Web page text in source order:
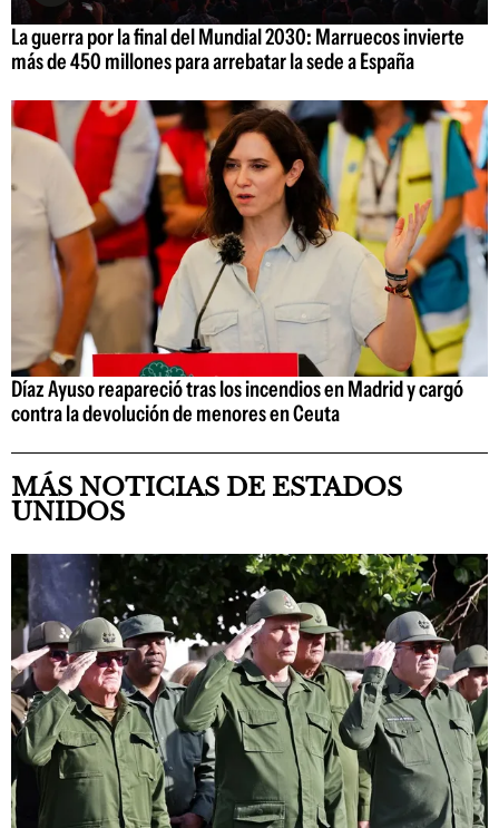
La guerra por la final del Mundial 2030: Marruecos invierte
más de 450 millones para arrebatar la sede a España
Díaz Ayuso reapareció tras los incendios en Madrid y cargó
contra la devolución de menores en Ceuta
MÁS NOTICIAS DE ESTADOS
UNIDOS